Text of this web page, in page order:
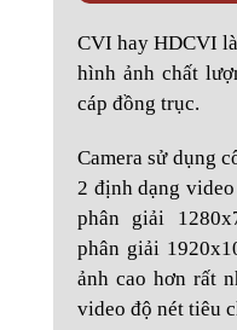
CVI hay HDCVI
hình ảnh chất
cáp đồng trục.
Camera sử dụng
2 định dạng
phân giải
phân giải
ảnh cao hơn rất
video độ nét tiêu